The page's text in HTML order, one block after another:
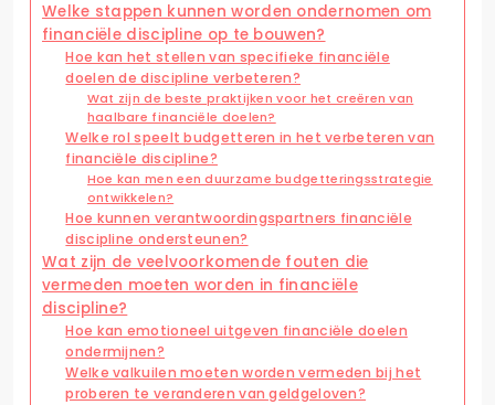
Welke stappen kunnen worden ondernomen om
financiële discipline op te bouwen?
Hoe kan het stellen van specifieke financiële
doelen de discipline verbeteren?
Wat zijn de beste praktijken voor het creëren van
haalbare financiële doelen?
Welke rol speelt budgetteren in het verbeteren van
financiële discipline?
Hoe kan men een duurzame budgetteringsstrategie
ontwikkelen?
Hoe kunnen verantwoordingspartners financiële
discipline ondersteunen?
Wat zijn de veelvoorkomende fouten die
vermeden moeten worden in financiële
discipline?
Hoe kan emotioneel uitgeven financiële doelen
ondermijnen?
Welke valkuilen moeten worden vermeden bij het
proberen te veranderen van geldgeloven?